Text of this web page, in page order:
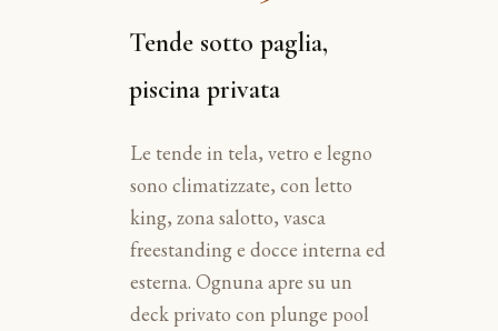
Tende sotto paglia,
piscina privata
Le tende in tela, vetro e legno
sono climatizzate, con letto
king, zona salotto, vasca
freestanding e docce interna ed
esterna. Ognuna apre su un
deck privato con plunge pool